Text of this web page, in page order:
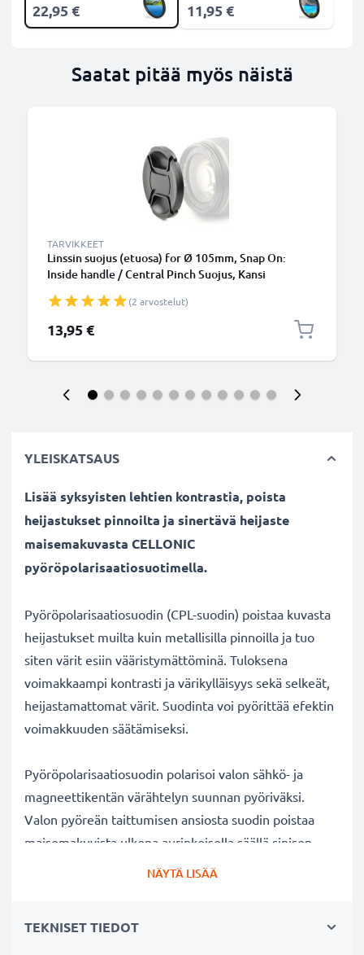
22,95 € 11,95 €
Saatat pitää myös näistä
TARVIKKEET
Linssin suojus (etuosa) for Ø 105mm, Snap On:
Inside handle / Central Pinch Suojus, Kansi
(2 arvostelut)
13,95 €
YLEISKATSAUS
Lisää syksyisten lehtien kontrastia, poista
heijastukset pinnoilta ja sinertävä heijaste
maisemakuvasta CELLONIC
pyöröpolarisaatiosuotimella.
Pyöröpolarisaatiosuodin (CPL-suodin) poistaa kuvasta
heijastukset muilta kuin metallisilla pinnoilla ja tuo
siten värit esiin vääristymättöminä. Tuloksena
voimakkaampi kontrasti ja värikylläisyys sekä selkeät,
heijastamattomat värit. Suodinta voi pyörittää efektin
voimakkuuden säätämiseksi.
Pyöröpolarisaatiosuodin polarisoi valon sähkö- ja
magneettikentän värähtelyn suunnan pyöriväksi.
Valon pyöreän taittumisen ansiosta suodin poistaa
maisemakuvista ulkona aurinkoisella säällä sinisen
usvan. Lisäksi polarisaatiosuotimella voi kuvata
NÄYTÄ LISÄÄ
TEKNISET TIEDOT